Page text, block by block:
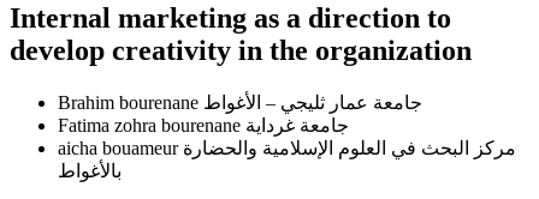
Internal marketing as a direction to
develop creativity in the organization
Brahim bourenane جامعة عمار ثليجي – الأغواط
Fatima zohra bourenane جامعة غرداية
aicha bouameur مركز البحث في العلوم الإسلامية والحضارة
بالأغواط